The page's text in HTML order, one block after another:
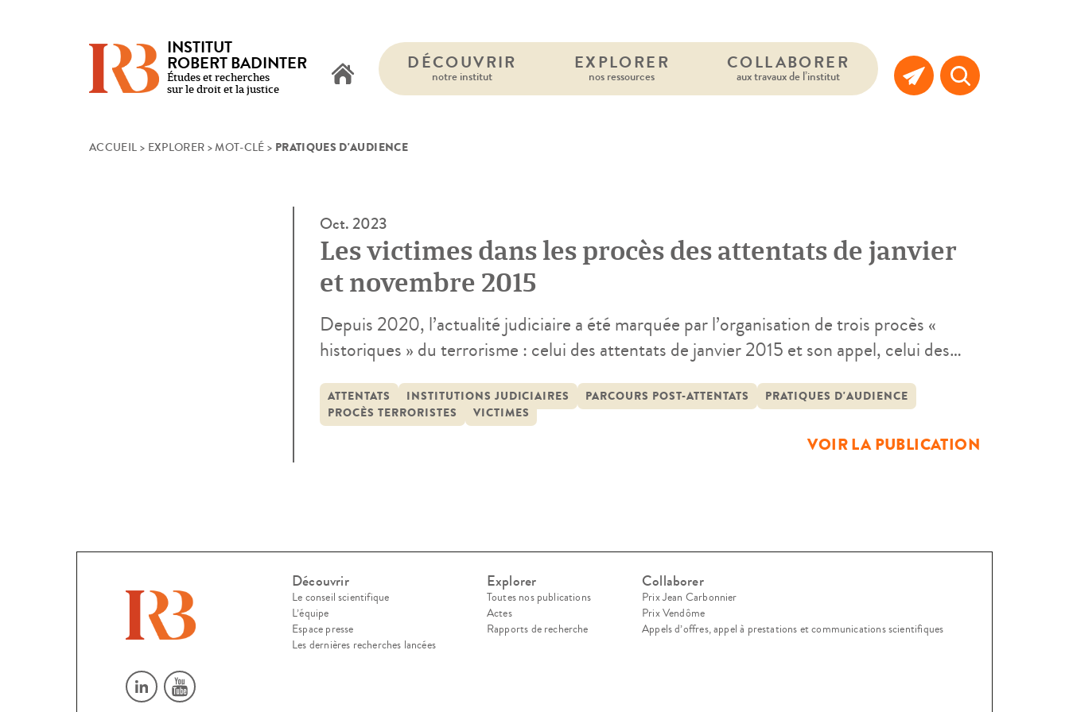
INSTITUT
ROBERT BADINTER
Études et recherches
sur le droit et la justice
DÉCOUVRIR
notre institut
EXPLORER
nos ressources
COLLABORER
aux travaux de l’institut
ACCUEIL > EXPLORER >MOT-CLÉ > PRATIQUES D'AUDIENCE
Oct. 2023
Les victimes dans les procès des attentats de janvier
et novembre 2015
Depuis 2020, l’actualité judiciaire a été marquée par l’organisation de trois procès «
historiques » du terrorisme : celui des attentats de janvier 2015 et son appel, celui des
juillet 2016 à Nice. Ces procès ont été érigés en […]
ATTENTATS INSTITUTIONS JUDICIAIRES PARCOURS POST-ATTENTATS
PRATIQUES D'AUDIENCE
PROCÈS TERRORISTES
VICTIMES
VOIR LA PUBLICATION
Découvrir
Le conseil scientifique
L’équipe
Espace presse
Les dernières recherches lancées
Explorer
Toutes nos publications
Actes
Rapports de recherche
Collaborer
Prix Jean Carbonnier
Prix Vendôme
Appels d’offres, appel à prestations et communications scientifiques